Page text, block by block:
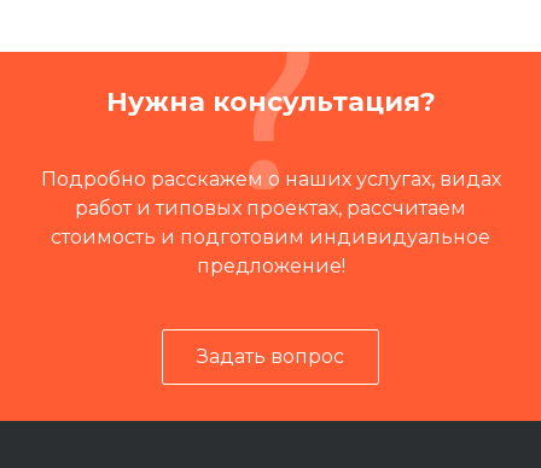
Нужна консультация?
Подробно расскажем о наших услугах, видах
работ и типовых проектах, рассчитаем
стоимость и подготовим индивидуальное
предложение!
Задать вопрос